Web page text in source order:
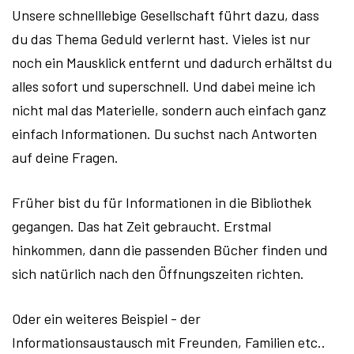
Unsere schnelllebige Gesellschaft führt dazu, dass
du das Thema Geduld verlernt hast. Vieles ist nur
noch ein Mausklick entfernt und dadurch erhältst du
alles sofort und superschnell. Und dabei meine ich
nicht mal das Materielle, sondern auch einfach ganz
einfach Informationen. Du suchst nach Antworten
auf deine Fragen.
Früher bist du für Informationen in die Bibliothek
gegangen. Das hat Zeit gebraucht. Erstmal
hinkommen, dann die passenden Bücher finden und
sich natürlich nach den Öffnungszeiten richten.
Oder ein weiteres Beispiel - der
Informationsaustausch mit Freunden, Familien etc..